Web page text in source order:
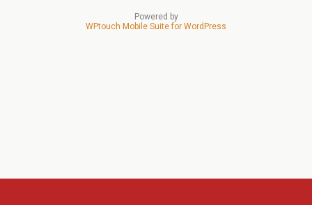
Powered by
WPtouch Mobile Suite for WordPress